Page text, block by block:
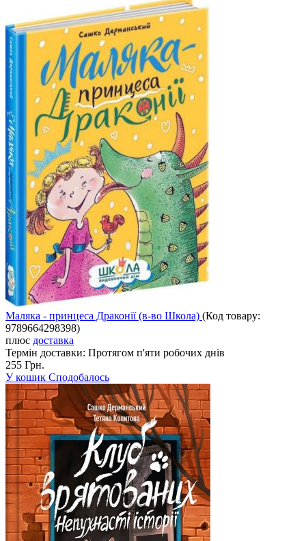
Маляка - принцеса Драконії (в-во Школа) (Код товару:
9789664298398)
плюс доставка
Термін доставки: Протягом п'яти робочих днів
255 Грн.
У кошик Сподобалось